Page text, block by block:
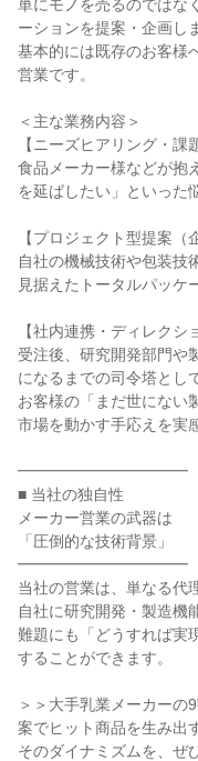
単にモノを売るのではな
ーションを提案・企画し
基本的には既存のお客様
営業です。
＜主な業務内容＞
【ニーズヒアリング・課
食品メーカー様などが抱
を延ばしたい」といった
【プロジェクト型提案（
自社の機械技術や包装技
見据えたトータルパッケ
【社内連携・ディレクシ
受注後、研究開発部門や
になるまでの司令塔とし
お客様の「まだ世にない
市場を動かす手応えを実
━━━━━━━━━━━
■ 当社の独自性
メーカー営業の武器は
「圧倒的な技術背景」
━━━━━━━━━━━
当社の営業は、単なる代
自社に研究開発・製造機
難題にも「どうすれば実
することができます。
＞＞大手乳業メーカーの
案でヒット商品を生み出
そのダイナミズムを、ぜ